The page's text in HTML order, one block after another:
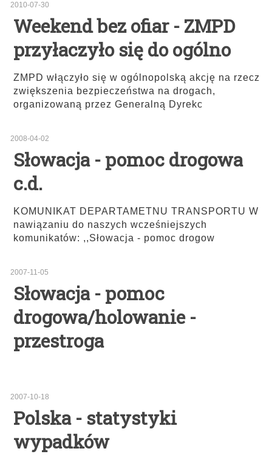
2010-07-30
Weekend bez ofiar - ZMPD
przyłaczyło się do ogólno
ZMPD włączyło się w ogólnopolską akcję na rzecz
zwiększenia bezpieczeństwa na drogach,
organizowaną przez Generalną Dyrekc
2008-04-02
Słowacja - pomoc drogowa
c.d.
KOMUNIKAT DEPARTAMETNU TRANSPORTU W
nawiązaniu do naszych wcześniejszych
komunikatów: ,,Słowacja - pomoc drogow
2007-11-05
Słowacja - pomoc
drogowa/holowanie -
przestroga
2007-10-18
Polska - statystyki
wypadków